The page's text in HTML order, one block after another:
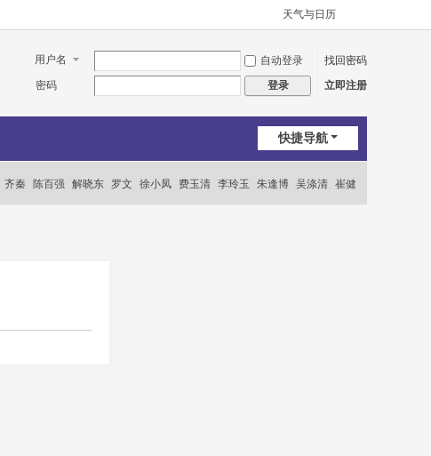
天气与日历
用户名 自动登录
找回密码
密码
登录 立即注册
快捷导航
齐秦 陈百强 解晓东 罗文 徐小凤 费玉清 李玲玉 朱逢博 吴涤清 崔健